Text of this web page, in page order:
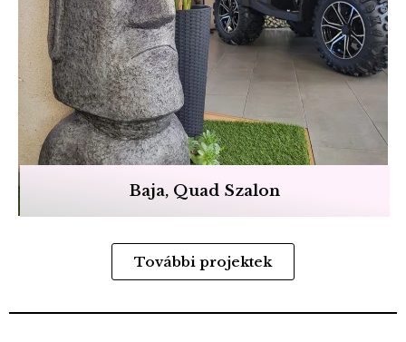
Baja, Quad Szalon
További projektek